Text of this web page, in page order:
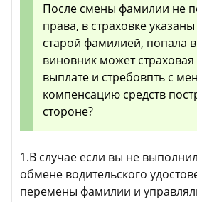
После смены фамилии не
права, в страховке
старой фамилией, попала в
виновник может страховая
выплате и стребовпть с
компенсацию средств
стороне?
1.В случае если вы не
обмене водительского
перемены фамилии и